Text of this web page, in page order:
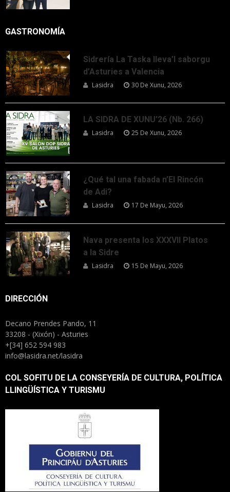
GASTRONOMÍA
Sidrería La Taska lleva’l saborgu
d’Asturies a Valencia
Lasidra 30 De Xunu, 2026
LA SIDRA DE XUNU’26 (Nb. 266)
Lasidra 25 De Xunu, 2026
¿Qué tal una fabada n’El Rincón
de Adi?
Lasidra 17 De Mayu, 2026
Nava presenta los XXXVII Platos
a la Sidre
Lasidra 15 De Mayu, 2026
DIRECCIÓN
Decano Prendes Pando, 11
33208 - (Xixón) - Asturies
+[34] 652 594 983
info@lasidra.net/lasidra
COL SOFITU DE LA CONSEYERÍA DE CULTURA, POLÍTICA
LLINGÜÍSTICA Y TURISMU